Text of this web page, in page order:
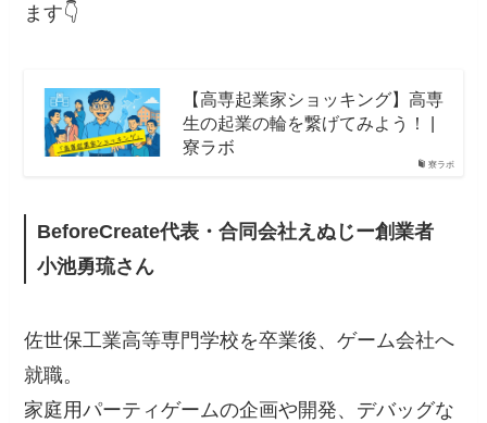
ます👇
寮ラボ
【高専起業家ショッキング】高専
生の起業の輪を繋げてみよう！ |
寮ラボ
BeforeCreate代表・合同会社えぬじー創業者
小池勇琉さん
佐世保工業高等専門学校を卒業後、ゲーム会社へ
就職。
家庭用パーティゲームの企画や開発、デバッグな